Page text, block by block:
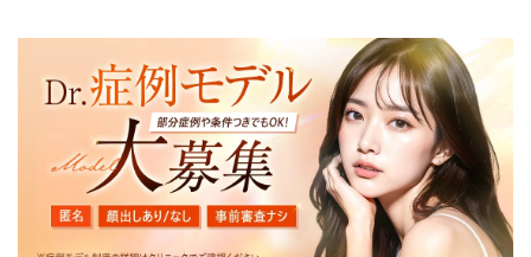
・患者様の閲覧履歴、端末等の情報
【利用目的】
TCBグループは取得情報を以下の目的で利用いたしま
す。
・クリニックの来院予約、医療サービスの提供、医療関
連商品の販売、アフターケア対応、これらに付随する諸
対応等のサービス提供のため